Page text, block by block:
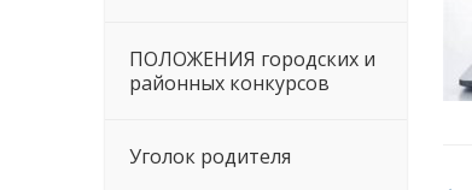
ПОЛОЖЕНИЯ городских и
районных конкурсов
Уголок родителя